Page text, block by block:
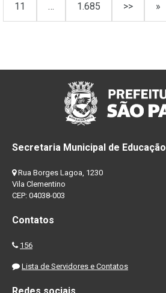
11 … 1.685 >> »
Secretaria Municipal de Educação
Rua Borges Lagoa, 1230
Vila Clementino
CEP: 04038-003
Contatos
156
Lista de Servidores e Contatos